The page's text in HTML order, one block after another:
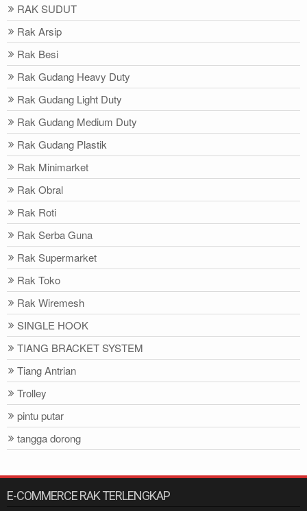
RAK SUDUT
Rak Arsip
Rak Besi
Rak Gudang Heavy Duty
Rak Gudang Light Duty
Rak Gudang Medium Duty
Rak Gudang Plastik
Rak Minimarket
Rak Obral
Rak Roti
Rak Serba Guna
Rak Supermarket
Rak Toko
Rak Wiremesh
SINGLE HOOK
TIANG BRACKET SYSTEM
Tiang Antrian
Trolley
pintu putar
tangga dorong
E-COMMERCE RAK TERLENGKAP